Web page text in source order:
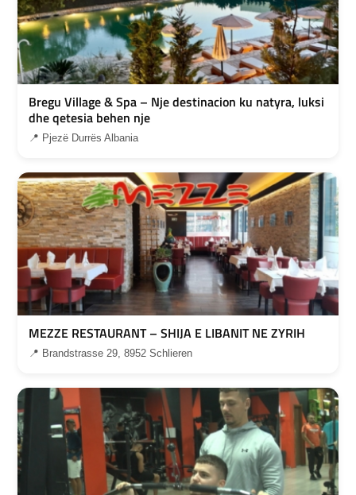
Bregu Village & Spa – Nje destinacion ku natyra, luksi
dhe qetesia behen nje
📍 Pjezë Durrës Albania
MEZZE RESTAURANT – SHIJA E LIBANIT NE ZYRIH
📍 Brandstrasse 29, 8952 Schlieren